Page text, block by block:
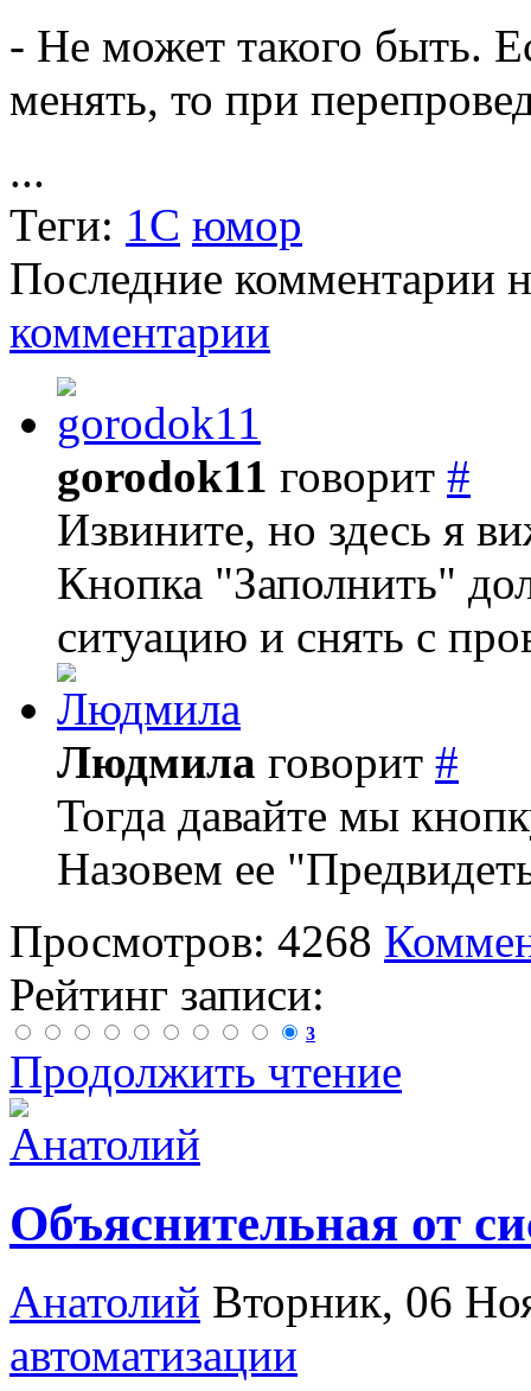
- Не может такого быть.
менять, то при
...
Теги: 1С юмор
Последние комментарии
комментарии
gorodok11 говорит #
Извините, но здесь я
Кнопка "Заполнить"
ситуацию и снять с
Людмила говорит #
Тогда давайте мы
Назовем ее
Просмотров: 4268
Рейтинг записи:
3
Продолжить чтение
Объяснительная от
Анатолий Вторник, 06
автоматизации